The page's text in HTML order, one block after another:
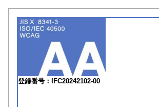
登録番号：IFC20242102-00